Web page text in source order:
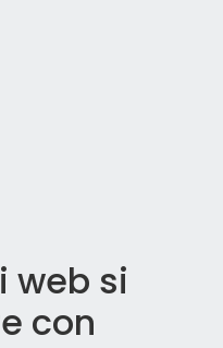
web si
con